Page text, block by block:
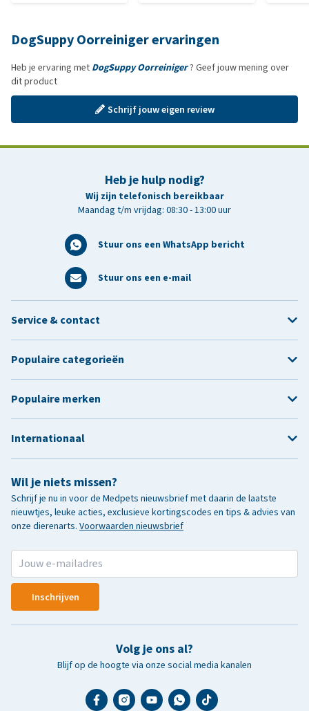
DogSuppy Oorreiniger ervaringen
Heb je ervaring met DogSuppy Oorreiniger? Geef jouw mening over
dit product
Schrijf jouw eigen review
Heb je hulp nodig?
Wij zijn telefonisch bereikbaar
Maandag t/m vrijdag: 08:30 - 13:00 uur
Stuur ons een WhatsApp bericht
Stuur ons een e-mail
Wil je niets missen?
Schrijf je nu in voor de Medpets nieuwsbrief met daarin de laatste
nieuwtjes, leuke acties, exclusieve kortingscodes en tips & advies van
onze dierenarts. Voorwaarden nieuwsbrief
Inschrijven
Volg je ons al?
Blijf op de hoogte via onze social media kanalen
Service & contact
Populaire categorieën
Populaire merken
Internationaal